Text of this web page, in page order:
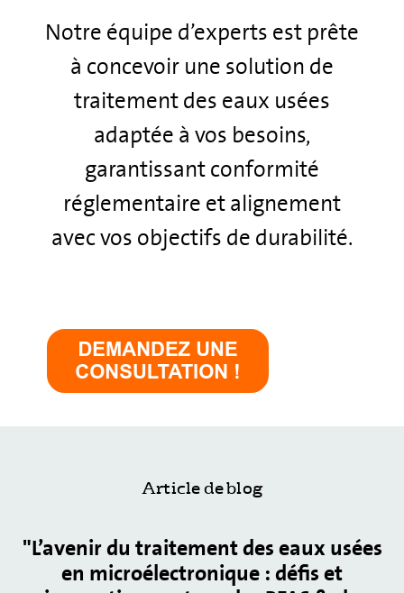
Notre équipe d’experts est prête
à concevoir une solution de
traitement des eaux usées
adaptée à vos besoins,
garantissant conformité
réglementaire et alignement
avec vos objectifs de durabilité.
Article de blog
"L’avenir du traitement des eaux usées
en microélectronique : défis et